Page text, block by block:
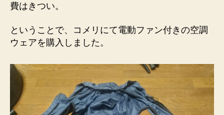
費はきつい。
ということで、コメリにて電動ファン付きの空調
ウェアを購入しました。